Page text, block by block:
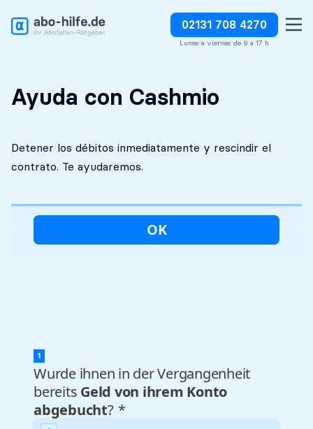
02131 708 4270
Lunes a viernes de 9 a 17 h
Análisis inicial
Absolutamente
Detener los débitos
inmediatamente
Ayuda con Cashmio
Detener los débitos inmediatamente y rescindir el
contrato. Te ayudaremos.